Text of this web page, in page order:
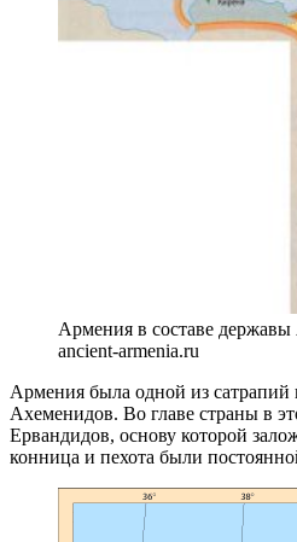
Армения в составе
ancient-armenia.ru
Армения была одной из сатрапий
Ахеменидов. Во главе страны в
Ервандидов, основу которой
конница и пехота были